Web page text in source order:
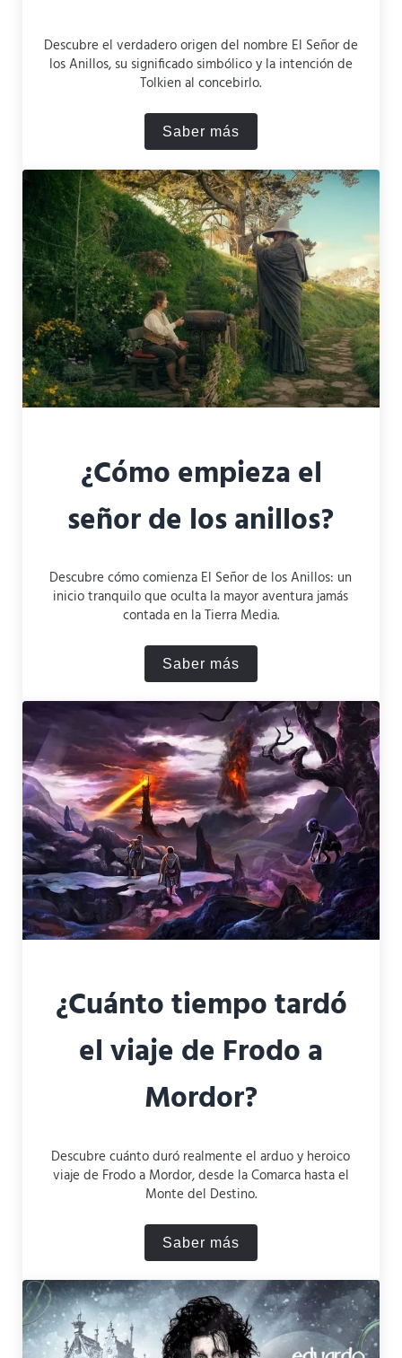
Descubre el verdadero origen del nombre El Señor de
los Anillos, su significado simbólico y la intención de
Tolkien al concebirlo.
Saber más¿Por qué se llama El
¿Cómo empieza el
señor de los anillos?
Descubre cómo comienza El Señor de los Anillos: un
inicio tranquilo que oculta la mayor aventura jamás
contada en la Tierra Media.
Saber más¿Cómo empieza el señor
¿Cuánto tiempo tardó
el viaje de Frodo a
Mordor?
Descubre cuánto duró realmente el arduo y heroico
viaje de Frodo a Mordor, desde la Comarca hasta el
Monte del Destino.
Saber más¿Cuánto tiempo tardó el